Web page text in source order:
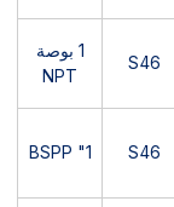
S46
1 بوصة
NPT
S46
1" BSPP